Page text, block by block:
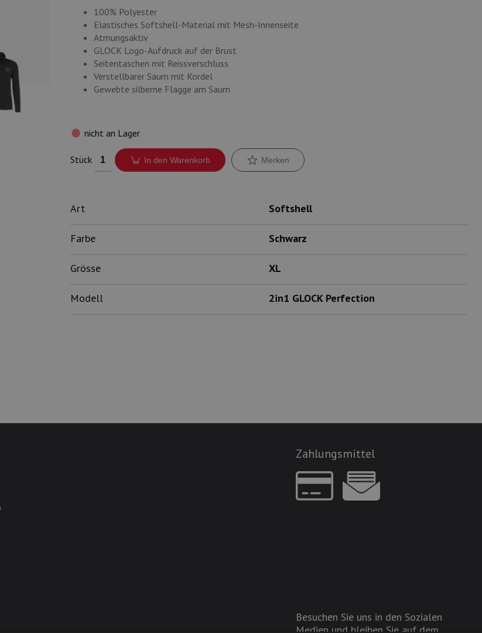
100% Polyester
Elastisches Softshell-Material mit Mesh-Innenseite
Atmungsaktiv
GLOCK Logo-Aufdruck auf der Brust
Seitentaschen mit Reissverschluss
Verstellbarer Saum mit Kordel
Gewebte silberne Flagge am Saum
nicht an Lager
Stück In den Warenkorb Merken
Art Softshell
Farbe Schwarz
Grösse XL
Modell 2in1 GLOCK Perfection
Zahlungsmittel
Besuchen Sie uns in den Sozialen
Medien und bleiben Sie auf dem